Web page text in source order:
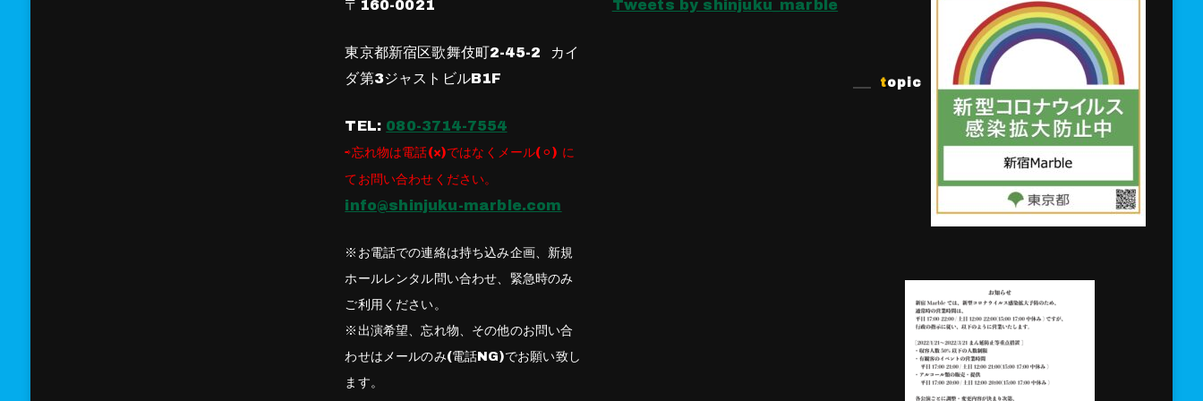
〒160-0021
東京都新宿区歌舞伎町2-45-2 カイ
ダ第3ジャストビルB1F
TEL: 080-3714-7554
⇨忘れ物は電話(×)ではなくメール(⚪︎) に
てお問い合わせください。
info@shinjuku-marble.com
※お電話での連絡は持ち込み企画、新規
ホールレンタル問い合わせ、緊急時のみ
ご利用ください。
※出演希望、忘れ物、その他のお問い合
わせはメールのみ(電話NG)でお願い致し
ます。
Tweets by shinjuku_marble
topic